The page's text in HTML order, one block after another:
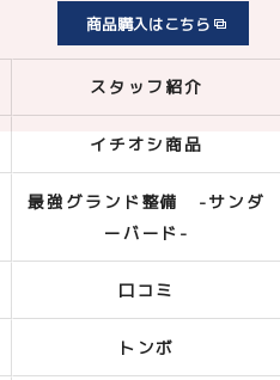
商品購入はこちら
スタッフ紹介
イチオシ商品
最強グランド整備 -サンダ
ーバード-
口コミ
トンボ